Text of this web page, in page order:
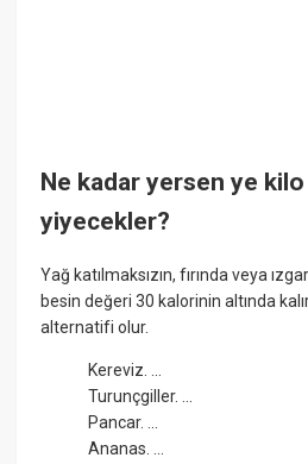
Ne kadar yersen ye kilo
yiyecekler?
Yağ katılmaksızın, fırında veya
besin değeri 30 kalorinin altında
alternatifi olur.
Kereviz. ...
Turunçgiller. ...
Pancar. ...
Ananas. ...